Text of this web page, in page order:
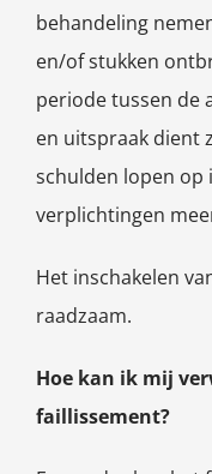
behandeling
en/of stukken
periode tussen de
en uitspraak dient
schulden lopen op
verplichtingen
Het inschakelen
raadzaam.
Hoe kan ik mij
faillissement?